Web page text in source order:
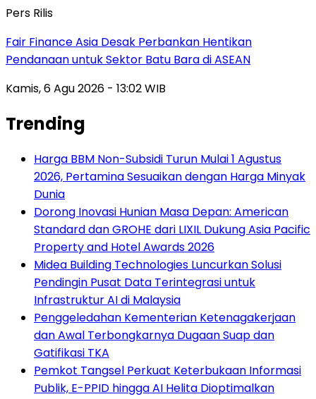
Pers Rilis
Fair Finance Asia Desak Perbankan Hentikan
Pendanaan untuk Sektor Batu Bara di ASEAN
Kamis, 6 Agu 2026 - 13:02 WIB
Trending
Harga BBM Non-Subsidi Turun Mulai 1 Agustus
2026, Pertamina Sesuaikan dengan Harga Minyak
Dunia
Dorong Inovasi Hunian Masa Depan: American
Standard dan GROHE dari LIXIL Dukung Asia Pacific
Property and Hotel Awards 2026
Midea Building Technologies Luncurkan Solusi
Pendingin Pusat Data Terintegrasi untuk
Infrastruktur AI di Malaysia
Penggeledahan Kementerian Ketenagakerjaan
dan Awal Terbongkarnya Dugaan Suap dan
Gatifikasi TKA
Pemkot Tangsel Perkuat Keterbukaan Informasi
Publik, E-PPID hingga AI Helita Dioptimalkan